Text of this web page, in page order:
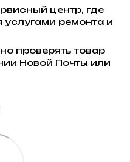
центр, где
ремонта и
проверять товар
Новой Почты или